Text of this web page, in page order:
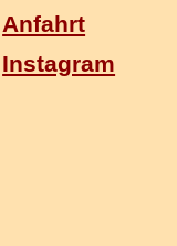
Anfahrt
Instagram